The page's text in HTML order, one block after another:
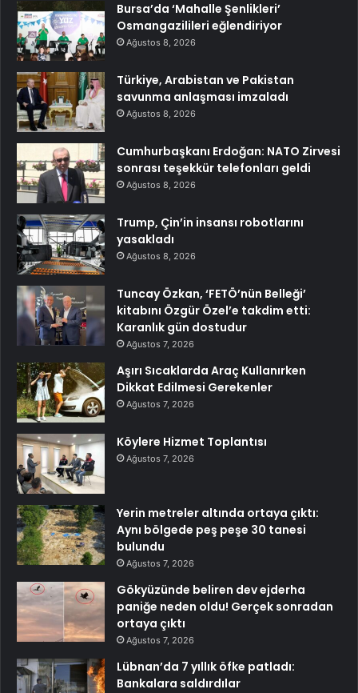
Bursa’da ‘Mahalle Şenlikleri’
Osmangazilileri eğlendiriyor
Ağustos 8, 2026
Türkiye, Arabistan ve Pakistan
savunma anlaşması imzaladı
Ağustos 8, 2026
Cumhurbaşkanı Erdoğan: NATO Zirvesi
sonrası teşekkür telefonları geldi
Ağustos 8, 2026
Trump, Çin’in insansı robotlarını
yasakladı
Ağustos 8, 2026
Tuncay Özkan, ‘FETÖ’nün Belleği’
kitabını Özgür Özel’e takdim etti:
Karanlık gün dostudur
Ağustos 7, 2026
Aşırı Sıcaklarda Araç Kullanırken
Dikkat Edilmesi Gerekenler
Ağustos 7, 2026
Köylere Hizmet Toplantısı
Ağustos 7, 2026
Yerin metreler altında ortaya çıktı:
Aynı bölgede peş peşe 30 tanesi
bulundu
Ağustos 7, 2026
Gökyüzünde beliren dev ejderha
paniğe neden oldu! Gerçek sonradan
ortaya çıktı
Ağustos 7, 2026
Lübnan’da 7 yıllık öfke patladı:
Bankalara saldırdılar